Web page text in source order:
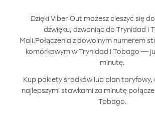
Dzięki Viber Out możesz cieszyć się
dźwięku, dzwoniąc do Trynidad i
Mali.Połączenia z dowolnym numerem
komórkowym w Trynidad i Tobago —
minutę.
Kup pakiety środków lub plan taryfowy,
najlepszymi stawkami za minutę
Tobago.